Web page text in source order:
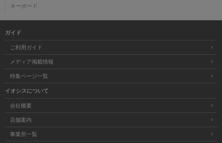
キーボード
ガイド
ご利用ガイド
メディア掲載情報
特集ページ一覧
イオシスについて
会社概要
店舗案内
事業所一覧